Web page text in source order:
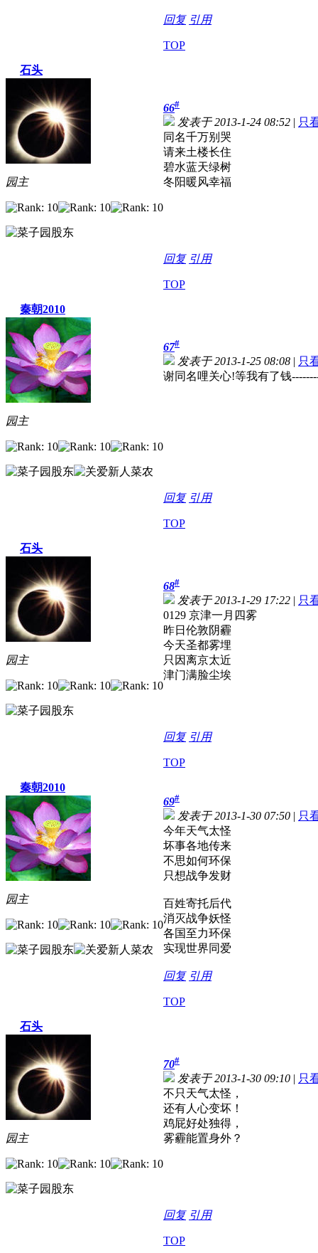
回复 引用
TOP
石头
园主
66#
发表于 2013-1-24 08:52 | 只
同名千万别哭
请来土楼长住
碧水蓝天绿树
冬阳暖风幸福
回复 引用
TOP
秦朝2010
园主
67#
发表于 2013-1-25 08:08 | 只
谢同名哩关心!等我有了钱
回复 引用
TOP
石头
园主
68#
发表于 2013-1-29 17:22 | 只
0129 京津一月四雾
昨日伦敦阴霾
今天圣都雾埋
只因离京太近
津门满脸尘埃
回复 引用
TOP
秦朝2010
园主
69#
发表于 2013-1-30 07:50 | 只
今年天气太怪
坏事各地传来
不思如何环保
只想战争发财
百姓寄托后代
消灭战争妖怪
各国至力环保
实现世界同爱
回复 引用
TOP
石头
园主
70#
发表于 2013-1-30 09:10 | 只
不只天气太怪，
还有人心变坏！
鸡屁好处独得，
雾霾能置身外？
回复 引用
TOP